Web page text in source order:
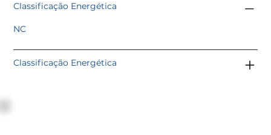
Classificação Energética
NC
Classificação Energética